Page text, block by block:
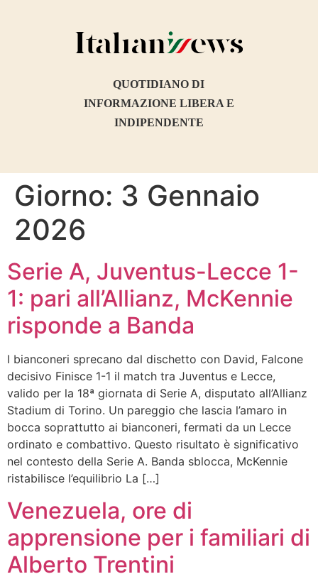
QUOTIDIANO DI
INFORMAZIONE LIBERA E
INDIPENDENTE
Giorno: 3 Gennaio
2026
Serie A, Juventus-Lecce 1-
1: pari all’Allianz, McKennie
risponde a Banda
I bianconeri sprecano dal dischetto con David, Falcone
decisivo Finisce 1-1 il match tra Juventus e Lecce,
valido per la 18ª giornata di Serie A, disputato all’Allianz
Stadium di Torino. Un pareggio che lascia l’amaro in
bocca soprattutto ai bianconeri, fermati da un Lecce
ordinato e combattivo. Questo risultato è significativo
nel contesto della Serie A. Banda sblocca, McKennie
ristabilisce l’equilibrio La […]
Venezuela, ore di
apprensione per i familiari di
Alberto Trentini